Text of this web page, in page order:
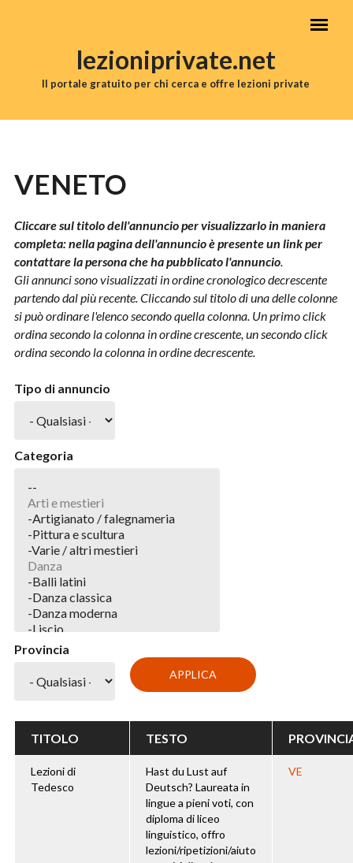
lezioniprivate.net
Il portale gratuito per chi cerca e offre lezioni private
MENU PRINCIPALE
VENETO
Cliccare sul titolo dell'annuncio per visualizzarlo in maniera
completa: nella pagina dell'annuncio è presente un link per
contattare la persona che ha pubblicato l'annuncio.
Gli annunci sono visualizzati in ordine cronologico decrescente
partendo dal più recente. Cliccando sul titolo di una delle colonne
si può ordinare l'elenco secondo quella colonna. Un primo click
ordina secondo la colonna in ordine crescente, un secondo click
ordina secondo la colonna in ordine decrescente.
Tipo di annuncio
Categoria
Provincia
TITOLO TESTO
Lezioni di
Tedesco
Hast du Lust auf
Deutsch? Laureata in
lingue a pieni voti, con
diploma di liceo
linguistico, offro
lezioni/ripetizioni/aiuto
VE